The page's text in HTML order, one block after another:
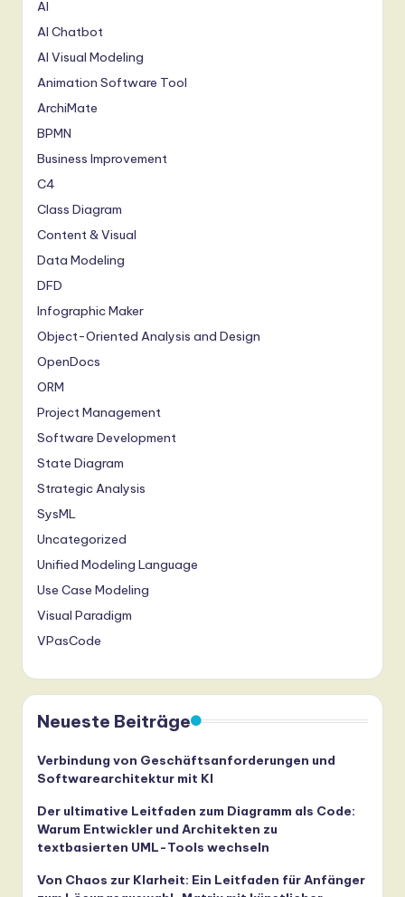
AI
AI Chatbot
AI Visual Modeling
Animation Software Tool
ArchiMate
BPMN
Business Improvement
C4
Class Diagram
Content & Visual
Data Modeling
DFD
Infographic Maker
Object-Oriented Analysis and Design
OpenDocs
ORM
Project Management
Software Development
State Diagram
Strategic Analysis
SysML
Uncategorized
Unified Modeling Language
Use Case Modeling
Visual Paradigm
VPasCode
Neueste Beiträge
Verbindung von Geschäftsanforderungen und
Softwarearchitektur mit KI
Der ultimative Leitfaden zum Diagramm als Code:
Warum Entwickler und Architekten zu
textbasierten UML-Tools wechseln
Von Chaos zur Klarheit: Ein Leitfaden für Anfänger